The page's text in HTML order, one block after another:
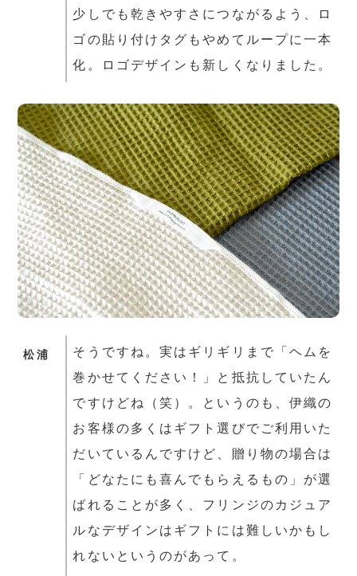
少しでも乾きやすさにつながるよう、ロ
ゴの貼り付けタグもやめてループに一本
化。ロゴデザインも新しくなりました。
松浦
そうですね。実はギリギリまで「ヘムを
巻かせてください！」と抵抗していたん
ですけどね（笑）。というのも、伊織の
お客様の多くはギフト選びでご利用いた
だいているんですけど、贈り物の場合は
「どなたにも喜んでもらえるもの」が選
ばれることが多く、フリンジのカジュア
ルなデザインはギフトには難しいかもし
れないというのがあって。